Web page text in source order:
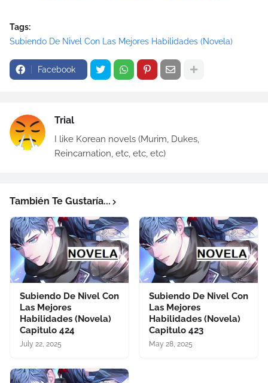
Tags:
Subiendo De Nivel Con Las Mejores Habilidades (Novela)
Facebook
Trial
I like Korean novels (Murim, Dukes,
Reincarnation, etc, etc, etc)
También Te Gustaría...
Subiendo De Nivel Con
Las Mejores
Habilidades (Novela)
Capitulo 424
July 22, 2025
Subiendo De Nivel Con
Las Mejores
Habilidades (Novela)
Capitulo 423
May 28, 2025